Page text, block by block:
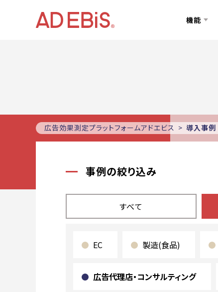
機能
広告効果測定プラットフォームアドエビス 導入事例
事例の絞り込み
すべて
EC 製造(食品)
広告代理店・コンサルティング